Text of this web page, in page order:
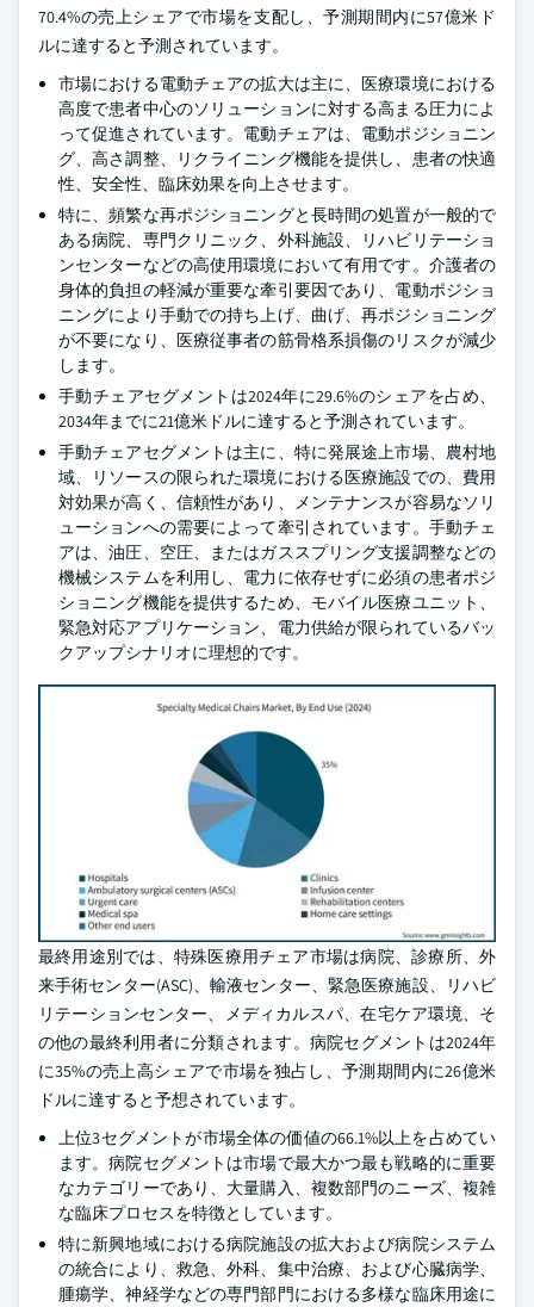
70.4%の売上シェアで市場を支配し、予測期間内に57億米ド
ルに達すると予測されています。
市場における電動チェアの拡大は主に、医療環境における
高度で患者中心のソリューションに対する高まる圧力によ
って促進されています。電動チェアは、電動ポジショニン
グ、高さ調整、リクライニング機能を提供し、患者の快適
性、安全性、臨床効果を向上させます。
特に、頻繁な再ポジショニングと長時間の処置が一般的で
ある病院、専門クリニック、外科施設、リハビリテーショ
ンセンターなどの高使用環境において有用です。介護者の
身体的負担の軽減が重要な牽引要因であり、電動ポジショ
ニングにより手動での持ち上げ、曲げ、再ポジショニング
が不要になり、医療従事者の筋骨格系損傷のリスクが減少
します。
手動チェアセグメントは2024年に29.6%のシェアを占め、
2034年までに21億米ドルに達すると予測されています。
手動チェアセグメントは主に、特に発展途上市場、農村地
域、リソースの限られた環境における医療施設での、費用
対効果が高く、信頼性があり、メンテナンスが容易なソリ
ューションへの需要によって牽引されています。手動チェ
アは、油圧、空圧、またはガススプリング支援調整などの
機械システムを利用し、電力に依存せずに必須の患者ポジ
ショニング機能を提供するため、モバイル医療ユニット、
緊急対応アプリケーション、電力供給が限られているバッ
クアップシナリオに理想的です。
最終用途別では、特殊医療用チェア市場は病院、診療所、外
来手術センター(ASC)、輸液センター、緊急医療施設、リハビ
リテーションセンター、メディカルスパ、在宅ケア環境、そ
の他の最終利用者に分類されます。病院セグメントは2024年
に35%の売上高シェアで市場を独占し、予測期間内に26億米
ドルに達すると予想されています。
上位3セグメントが市場全体の価値の66.1%以上を占めてい
ます。病院セグメントは市場で最大かつ最も戦略的に重要
なカテゴリーであり、大量購入、複数部門のニーズ、複雑
な臨床プロセスを特徴としています。
特に新興地域における病院施設の拡大および病院システム
の統合により、救急、外科、集中治療、および心臓病学、
腫瘍学、神経学などの専門部門における多様な臨床用途に